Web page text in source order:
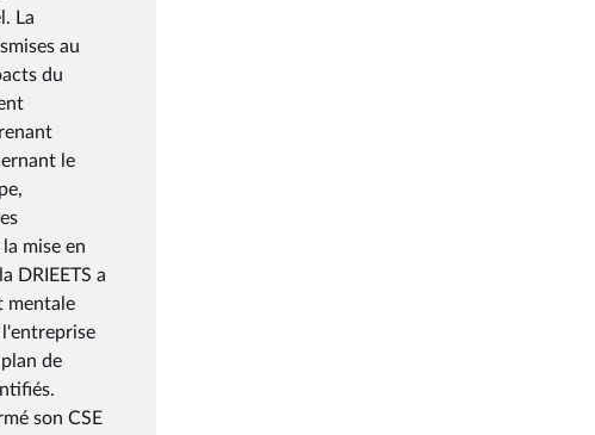
La
au
du
le
mise en
DRIEETS a
mentale
de
son CSE